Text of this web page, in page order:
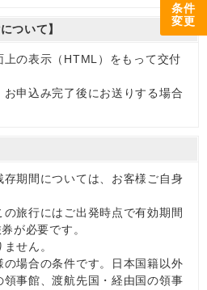
条件
変更
ついて】
の表示（HTML）をもって交付
申込み完了後にお送りする場合
期間については、お客様ご自身
の旅行にはご出発時点で有効期間
が必要です。
せん。
場合の条件です。日本国籍以外
事館、渡航先国・経由国の領事